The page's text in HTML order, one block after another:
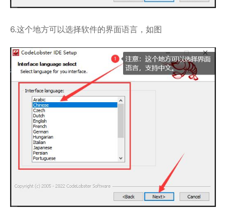
6.这个地方可以选择软件的界面语言，如图